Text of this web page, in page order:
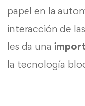
papel en la
interacción de
les da una
la tecnología